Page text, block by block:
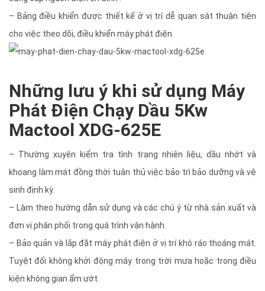
– Bảng điều khiển được thiết kế ở vị trí dễ quan sát thuận tiện
cho việc theo dõi, điều khiển máy phát điện.
Những lưu ý khi sử dụng Máy
Phát Điện Chạy Dầu 5Kw
Mactool XDG-625E
– Thường xuyên kiểm tra tình trạng nhiên liệu, dầu nhớt và
khoang làm mát đồng thời tuân thủ việc bảo trì bảo dưỡng và vệ
sinh định kỳ.
– Làm theo hướng dẫn sử dụng và các chú ý từ nhà sản xuất và
đơn vị phân phối trong quá trình vận hành.
– Bảo quản và lắp đặt máy phát điện ở vị trí khô ráo thoáng mát.
Tuyệt đối không khởi động máy trong trời mưa hoặc trong điều
kiện không gian ẩm ướt.